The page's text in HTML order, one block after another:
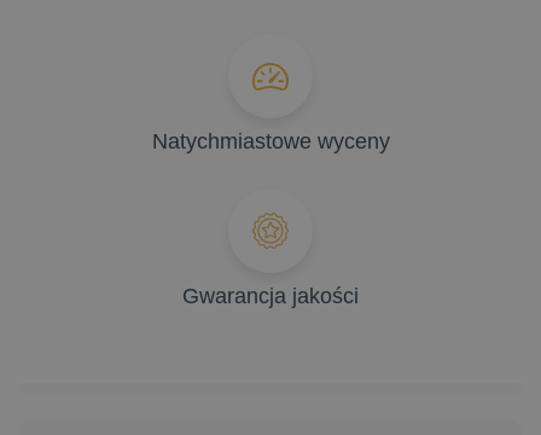
Natychmiastowe wyceny
Gwarancja jakości